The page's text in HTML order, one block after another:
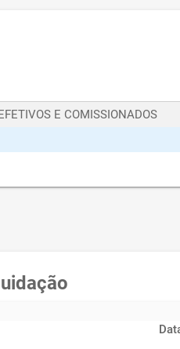
E COMISSIONADOS